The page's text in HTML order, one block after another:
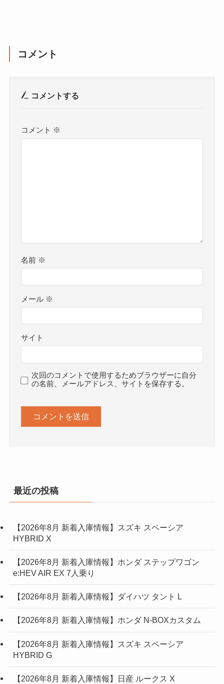
コメント
コメントする
コメント ※
名前 ※
メール ※
サイト
次回のコメントで使用するためブラウザーに自分
の名前、メールアドレス、サイトを保存する。
最近の投稿
【2026年8月 新着入庫情報】スズキ スペーシア
HYBRID X
【2026年8月 新着入庫情報】ホンダ ステップワゴン
e:HEV AIR EX 7人乗り
【2026年8月 新着入庫情報】ダイハツ タント L
【2026年8月 新着入庫情報】ホンダ N-BOXカスタム
【2026年8月 新着入庫情報】スズキ スペーシア
HYBRID G
【2026年8月 新着入庫情報】日産 ルークス X